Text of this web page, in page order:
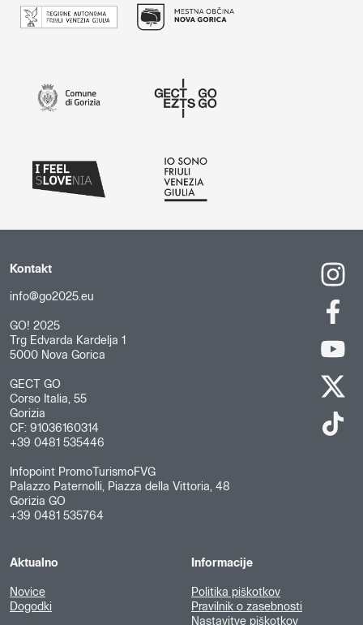
Kontakt
info@go2025.eu
GO! 2025
Trg Edvarda Kardelja 1
5000 Nova Gorica
GECT GO
Corso Italia, 55
Gorizia
CF: 91036160314
+39 0481 535446
Infopoint PromoTurismoFVG
Palazzo Paternolli, Piazza della Vittoria, 48
Gorizia GO
+39 0481 535764
Aktualno
Novice
Dogodki
Informacije
Politika piškotkov
Pravilnik o zasebnosti
Nastavitve piškotkov